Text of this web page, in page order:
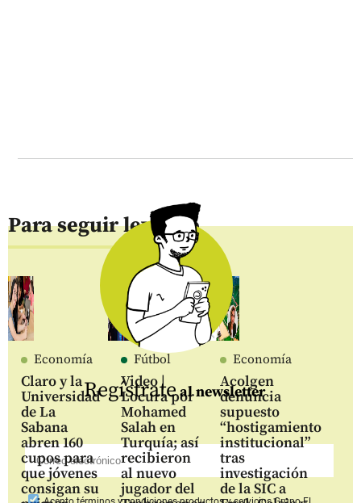
Para seguir leyendo
Economía
Claro y la
Universidad
de La
Sabana
abren 160
cupos para
que jóvenes
consigan su
Fútbol
Video |
Locura por
Mohamed
Salah en
Turquía; así
recibieron
al nuevo
jugador del
Economía
Acolgen
denuncia
supuesto
“hostigamiento
institucional”
tras
investigación
de la SIC a
Regístrateal newsletter